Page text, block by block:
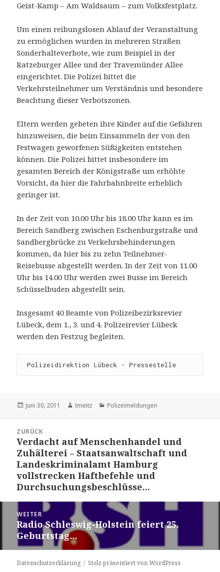
Geist-Kamp – Am Waldsaum – zum Volksfestplatz.
Um einen reibungslosen Ablauf der Veranstaltung
zu ermöglichen wurden in mehreren Straßen
Sonderhalteverbote, wie zum Beispiel in der
Ratzeburger Allee und der Travemünder Allee
eingerichtet. Die Polizei bittet die
Verkehrsteilnehmer um Verständnis und besondere
Beachtung dieser Verbotszonen.
Eltern werden gebeten ihre Kinder auf die Gefahren
hinzuweisen, die beim Einsammeln der von den
Festwagen geworfenen Süßigkeiten entstehen
können. Die Polizei bittet insbesondere im
gesamten Bereich der Königstraße um erhöhte
Vorsicht, da hier die Fahrbahnbreite erheblich
geringer ist.
In der Zeit von 10.00 Uhr bis 18.00 Uhr kann es im
Bereich Sandberg zwischen Eschenburgstraße und
Sandbergbrücke zu Verkehrsbehinderungen
kommen, da hier bis zu zehn Teilnehmer-
Reisebusse abgestellt werden. In der Zeit von 11.00
Uhr bis 14.00 Uhr werden zwei Busse im Bereich
Schüsselbuden abgestellt sein.
Insgesamt 40 Beamte von Polizeibezirksrevier
Lübeck, dem 1., 3. und 4. Polizeirevier Lübeck
werden den Festzug begleiten.
Polizeidirektion Lübeck - Pressestelle
Veröffentlicht
Juni 30, 2011 Autor
tmeitz Kategorien
Polizeimeldungen
Navigation
ZURÜCK
Vorheriger
Beitrag:
Verdacht auf Menschenhandel und
Zuhälterei – Staatsanwaltschaft und
Landeskriminalamt Hamburg
vollstrecken Haftbefehle und
Durchsuchungsbeschlüsse…
WEITER
Nächster
Beitrag:
Radio Schleswig-Holstein feiert 25.
Geburtstag…
Datenschutzerklärung Stolz präsentiert von WordPress